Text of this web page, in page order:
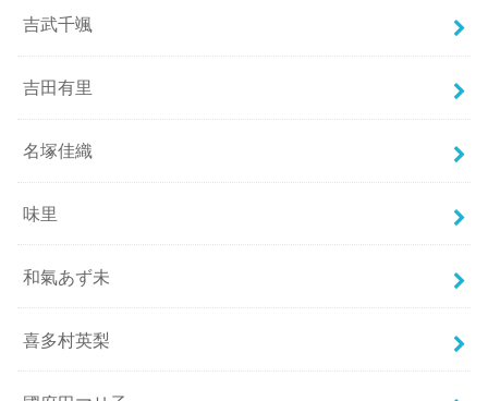
吉武千颯
吉田有里
名塚佳織
味里
和氣あず未
喜多村英梨